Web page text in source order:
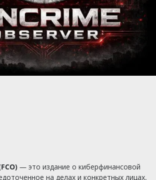
— это издание о киберфинансовой
на делах и конкретных лицах.